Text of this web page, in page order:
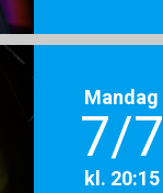
Mandag
7/7
kl. 20:15